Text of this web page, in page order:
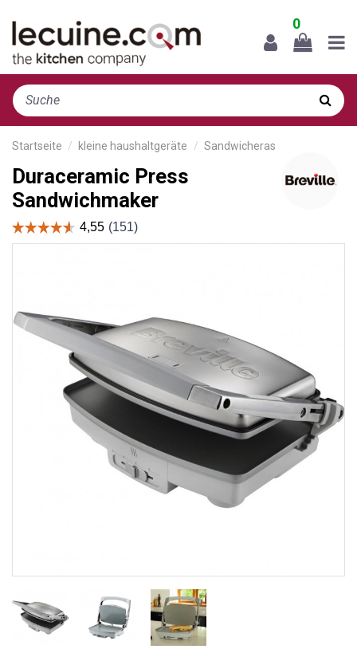
0
Startseite kleine haushaltgeräte Sandwicheras
Duraceramic Press
Sandwichmaker